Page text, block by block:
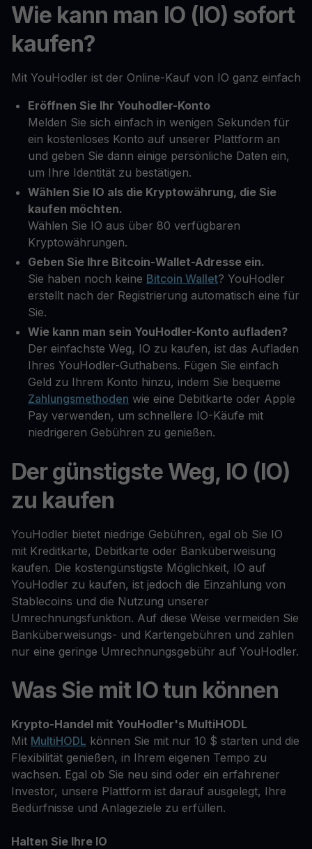
Wie kann man IO (IO) sofort
kaufen?
Mit YouHodler ist der Online-Kauf von IO ganz einfach
Eröffnen Sie Ihr Youhodler-Konto
Melden Sie sich einfach in wenigen Sekunden für
ein kostenloses Konto auf unserer Plattform an
und geben Sie dann einige persönliche Daten ein,
um Ihre Identität zu bestätigen.
Wählen Sie IO als die Kryptowährung, die Sie
kaufen möchten.
Wählen Sie IO aus über 80 verfügbaren
Kryptowährungen.
Geben Sie Ihre Bitcoin-Wallet-Adresse ein.
Sie haben noch keine Bitcoin Wallet? YouHodler
erstellt nach der Registrierung automatisch eine für
Sie.
Wie kann man sein YouHodler-Konto aufladen?
Der einfachste Weg, IO zu kaufen, ist das Aufladen
Ihres YouHodler-Guthabens. Fügen Sie einfach
Geld zu Ihrem Konto hinzu, indem Sie bequeme
Zahlungsmethoden wie eine Debitkarte oder Apple
Pay verwenden, um schnellere IO-Käufe mit
niedrigeren Gebühren zu genießen.
Der günstigste Weg, IO (IO)
zu kaufen
YouHodler bietet niedrige Gebühren, egal ob Sie IO
mit Kreditkarte, Debitkarte oder Banküberweisung
kaufen. Die kostengünstigste Möglichkeit, IO auf
YouHodler zu kaufen, ist jedoch die Einzahlung von
Stablecoins und die Nutzung unserer
Umrechnungsfunktion. Auf diese Weise vermeiden Sie
Banküberweisungs- und Kartengebühren und zahlen
nur eine geringe Umrechnungsgebühr auf YouHodler.
Was Sie mit IO tun können
Krypto-Handel mit YouHodler's MultiHODL
Mit MultiHODL können Sie mit nur 10 $ starten und die
Flexibilität genießen, in Ihrem eigenen Tempo zu
wachsen. Egal ob Sie neu sind oder ein erfahrener
Investor, unsere Plattform ist darauf ausgelegt, Ihre
Bedürfnisse und Anlageziele zu erfüllen.
Halten Sie Ihre IO